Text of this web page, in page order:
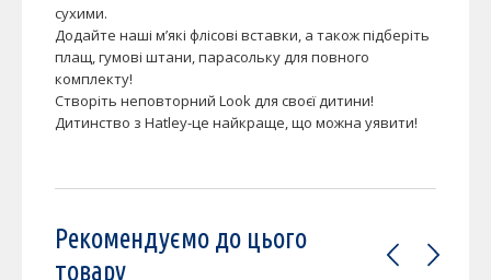
сухими.
Додайте наші м’які флісові вставки, а також підберіть
плащ, гумові штани, парасольку для повного
комплекту!
Створіть неповторний Look для своєї дитини!
Дитинство з Hatley-це найкраще, що можна уявити!
Рекомендуємо до цього
товару